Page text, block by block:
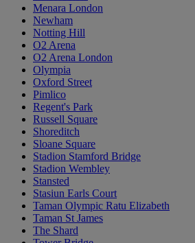
Menara London
Newham
Notting Hill
O2 Arena
O2 Arena London
Olympia
Oxford Street
Pimlico
Regent's Park
Russell Square
Shoreditch
Sloane Square
Stadion Stamford Bridge
Stadion Wembley
Stansted
Stasiun Earls Court
Taman Olympic Ratu Elizabeth
Taman St James
The Shard